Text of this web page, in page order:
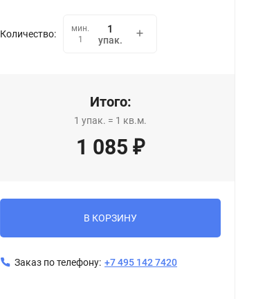
Количество:
мин.
1
упак.
Итого:
1 упак. = 1 кв.м.
1 085 ₽
В КОРЗИНУ
Заказ по телефону: +7 495 142 7420